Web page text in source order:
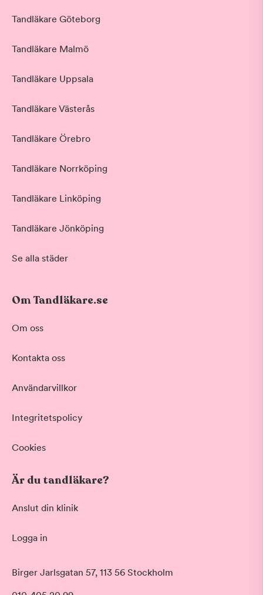
Tandläkare Göteborg
Tandläkare Malmö
Tandläkare Uppsala
Tandläkare Västerås
Tandläkare Örebro
Tandläkare Norrköping
Tandläkare Linköping
Tandläkare Jönköping
Se alla städer
Om Tandläkare.se
Om oss
Kontakta oss
Användarvillkor
Integritetspolicy
Cookies
Är du tandläkare?
Anslut din klinik
Logga in
Birger Jarlsgatan 57, 113 56 Stockholm